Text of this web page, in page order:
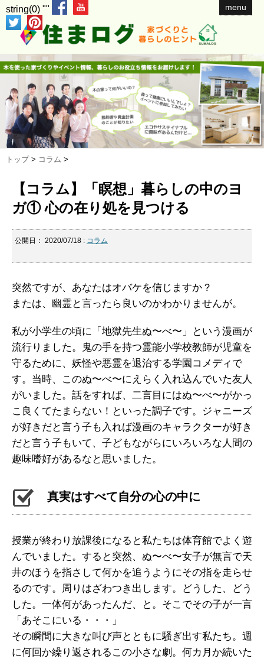
string(0) "" menu
トップ > コラム >
【コラム】「瞑想」暮らしの中のヨ
ガ① 心の在り処を見つける
公開日： 2020/07/18 : コラム
突然ですが、あなたはオバケを信じますか？
または、幽霊と言ったら良いのかわかりませんが。
私が小学生の頃に「地獄先生ぬ〜べ〜」という漫画が
流行りました。鬼の手を持つ霊能小学校教師が児童を
守るために、妖怪や悪霊を退治する学園コメディで
す。当時、このぬ〜べ〜にえらく入れ込んでいた友人
がいました。話をすれば、二言目にはぬ〜べ〜がかっ
こ良くてたまらない！といった調子です。ジャニーズ
が好きだと言う子も入れば漫画のキャラクターが好き
だと言う子もいて、子どもながらにいろいろな人間の
趣味嗜好があるなと思いました。
真実はすべて自分の心の中に
授業が終わり放課後になると私たちは体育館でよく遊
んでいました。すると突然、ぬ〜べ〜女子が無言で天
井のほうを指さして何かを追うようにその指を走らせ
るのです。周りはざわつき出します。どうした、どう
した。一体何があったんだ、と。そこでその子が一言
「あそこにいる・・・」
その瞬間に大きな叫び声とともに騒ぎ出す私たち。週
に何回か繰り返されるこの小さな劇。何カ月か続いた